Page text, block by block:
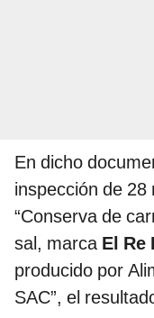
En dicho
inspección de
“Conserva de
sal, marca El Re
producido por
SAC”, el